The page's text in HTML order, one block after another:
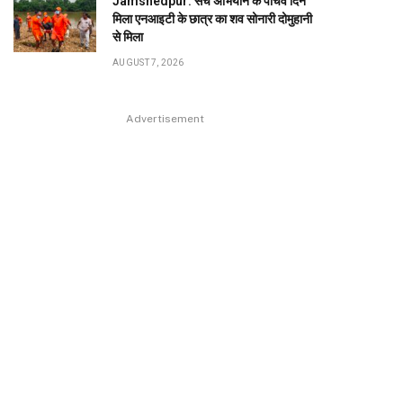
मिला एनआइटी के छात्र का शव सोनारी दोमुहानी
से मिला
AUGUST 7, 2026
Advertisement